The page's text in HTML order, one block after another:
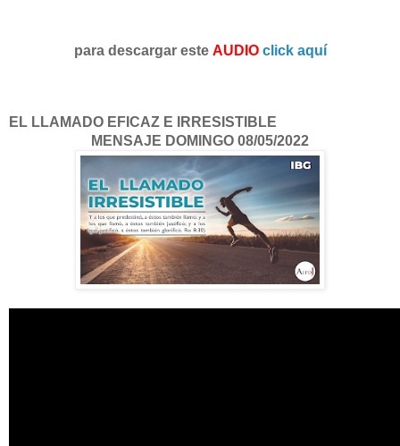
para descargar este AUDIO click aquí
EL LLAMADO EFICAZ E IRRESISTIBLE
MENSAJE DOMINGO 08/05/2022